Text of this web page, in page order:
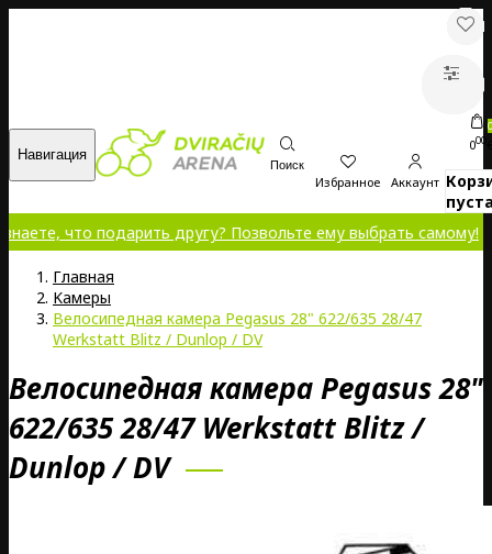
Навигация
Поиск
Избранное Аккаунт
0
000
что подарить другу? Позвольте ему выбрать самому!
Главная
Kамеры
Велосипедная камера Pegasus 28" 622/635 28/47
Werkstatt Blitz / Dunlop / DV
Велосипедная камера Pegasus 28"
622/635 28/47 Werkstatt Blitz /
Dunlop / DV